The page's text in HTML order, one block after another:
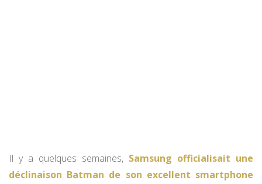
Il y a quelques semaines, Samsung officialisait une
déclinaison Batman de son excellent smartphone